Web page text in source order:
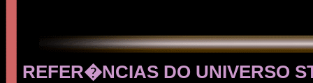
REFER�NCIAS DO UNIVERSO